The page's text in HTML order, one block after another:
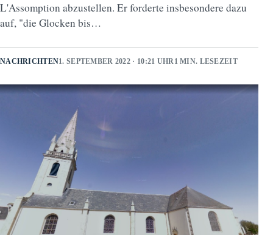
L'Assomption abzustellen. Er forderte insbesondere dazu
auf, "die Glocken bis…
NACHRICHTEN1. SEPTEMBER 2022 · 10:21 UHR 1 MIN. LESEZEIT